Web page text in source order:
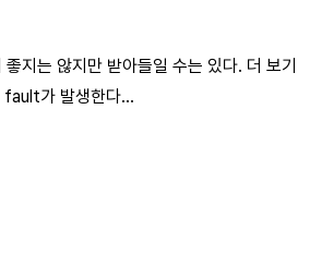
지는 않지만 받아들일 수는 있다. 더 보기
fault가 발생한다…